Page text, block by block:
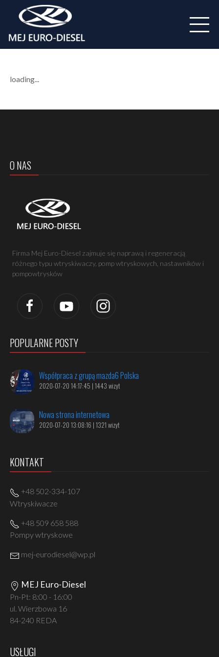
loading...
O NAS
Firma Mej Euro-Diesel zajmuje się naprawą i regeneracją
różnego typu wtryskiwaczy, pomp wtryskowych, nastawników i
pompowtrysków
POPULARNE POSTY
Współpraca z grupą mazda6 Polska
2020-07-20 14:17:45 | 1443 wizyt
Nowa strona internetowa
2020-07-20 13:08:16 | 1321 wizyt
KONTAKT
+48 502-334-107
Wtryskiwacze
+48 509 658 588
Pompy wtryskowe
mej-eurodiesel@wp.pl
MEJ Euro-Diesel
Pn-Pt: 8:00 - 16:00
ul. Wierzbowa 16
84-240 REDA
USŁUGI